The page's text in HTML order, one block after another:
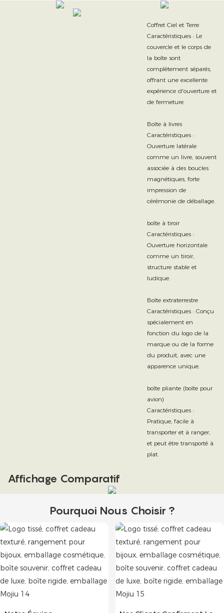
Coffret Ciel et Terre
Caractéristiques : Le
couvercle et le corps de
la boîte sont
complètement séparés,
offrant une excellente
expérience d'ouverture et
de fermeture.
Boîte à livres
Caractéristiques :
Ouverture latérale
comme un livre, souvent
associée à des boucles
magnétiques, forte
impression de
cérémonie de déballage.
boîte à tiroir
Caractéristiques :
Ouverture horizontale
comme un tiroir,
structure stable et
ludique.
Boîte extraterrestre
Caractéristiques : Conçu
spécialement en
fonction du logo de la
marque ou de la forme
du produit, avec une
apparence unique.
boîte pliante (boîte pour
avion)
Caractéristiques :
Pratique, facile à
transporter et à ranger,
et peut être transporté à
plat.
Affichage Comparatif
Pourquoi Nous Choisir ?